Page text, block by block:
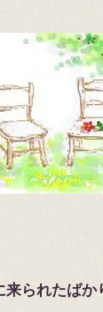
来られたばか